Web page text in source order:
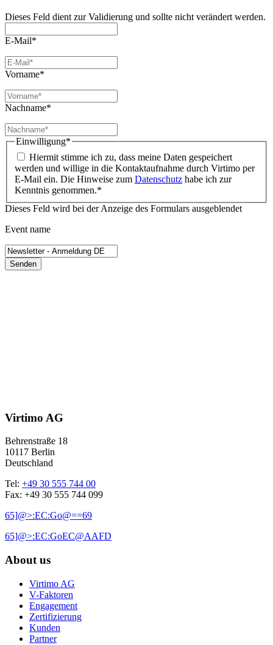
Dieses Feld dient zur Validierung und sollte nicht verändert werden.
E-Mail*
Vorname*
Nachname*
Einwilligung*
Hiermit stimme ich zu, dass meine Daten gespeichert
werden und willige in die Kontaktaufnahme durch Virtimo per
E-Mail ein. Die Hinweise zum Datenschutz habe ich zur
Kenntnis genommen.*
Dieses Feld wird bei der Anzeige des Formulars ausgeblendet
Event name
Senden
Virtimo AG
Behrenstraße 18
10117 Berlin
Deutschland
Tel: +49 30 555 744 00
Fax: +49 30 555 744 099
65]@>:EC:Go@==69
65]@>:EC:GoEC@AAFD
About us
Virtimo AG
V-Faktoren
Engagement
Zertifizierung
Kunden
Partner